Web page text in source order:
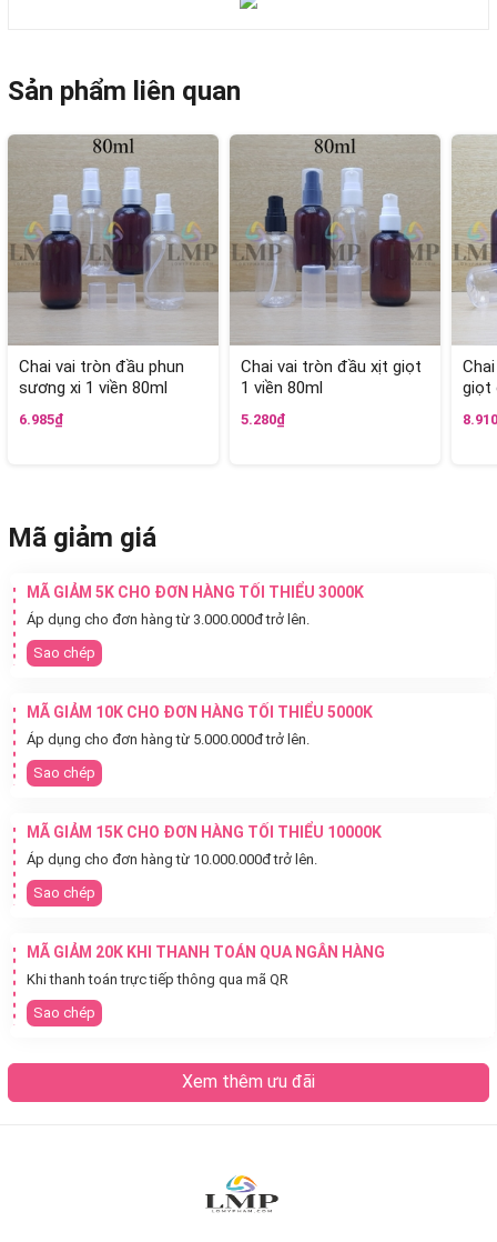
Sản phẩm liên quan
Chai vai tròn đầu phun
sương xi 1 viền 80ml
6.985₫
Chai vai tròn đầu xịt giọt
1 viền 80ml
5.280₫
giọt
Mã giảm giá
MÃ GIẢM 5K CHO ĐƠN HÀNG TỐI THIỂU 3000K
Áp dụng cho đơn hàng từ 3.000.000đ trở lên.
Sao chép
MÃ GIẢM 10K CHO ĐƠN HÀNG TỐI THIỂU 5000K
Áp dụng cho đơn hàng từ 5.000.000đ trở lên.
Sao chép
MÃ GIẢM 15K CHO ĐƠN HÀNG TỐI THIỂU 10000K
Áp dụng cho đơn hàng từ 10.000.000đ trở lên.
Sao chép
MÃ GIẢM 20K KHI THANH TOÁN QUA NGÂN HÀNG
Khi thanh toán trực tiếp thông qua mã QR
Sao chép
Xem thêm ưu đãi